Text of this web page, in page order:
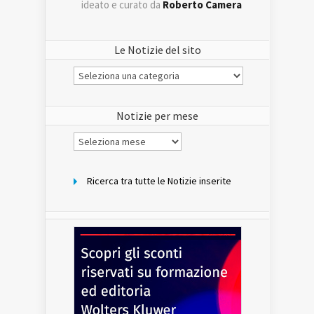
ideato e curato da Roberto Camera
Le Notizie del sito
Le
Notizie
Notizie per mese
Notizie
per
Ricerca tra tutte le Notizie inserite